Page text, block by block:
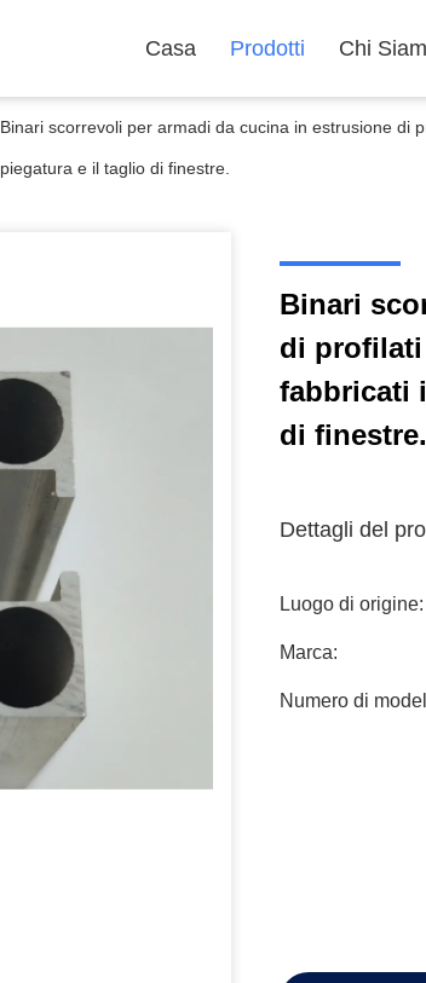
Casa Prodotti Chi
Binari scorrevoli per armadi da cucina in estrusione di
piegatura e il taglio di finestre.
Binari
di profilati
fabbricati
di finestre.
Dettagli del
Luogo di origine:
Marca:
Numero di